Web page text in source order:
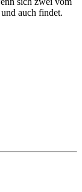
auch findet.